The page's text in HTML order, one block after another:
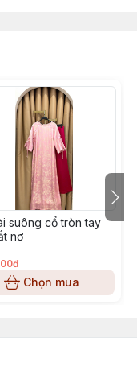
suông cổ tròn tay
nơ
Chọn mua